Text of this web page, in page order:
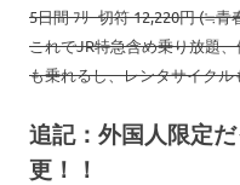
5日間 ﾌﾘｰ切符 12,220円 (≒青
これでJR特急含め乗り放題
も乗れるし、レンタサイクル
追記：外国人限定
更！！